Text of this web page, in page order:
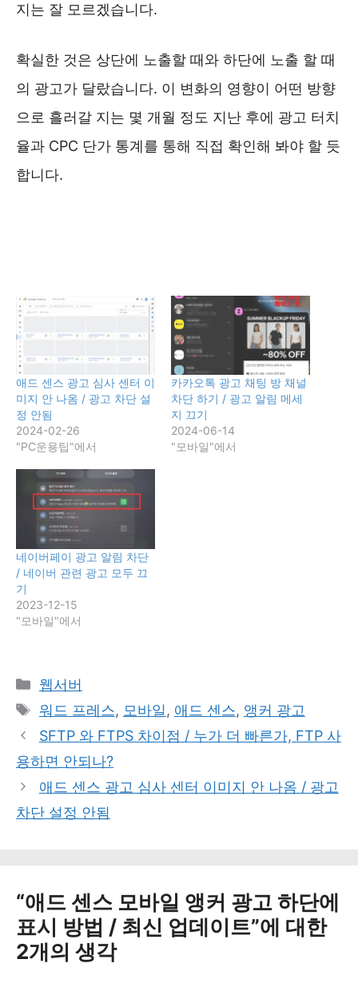
지는 잘 모르겠습니다.
확실한 것은 상단에 노출할 때와 하단에 노출 할 때
의 광고가 달랐습니다. 이 변화의 영향이 어떤 방향
으로 흘러갈 지는 몇 개월 정도 지난 후에 광고 터치
율과 CPC 단가 통계를 통해 직접 확인해 봐야 할 듯
합니다.
애드 센스 광고 심사 센터 이
미지 안 나옴 / 광고 차단 설
정 안됨
2024-02-26
"PC운용팁"에서
카카오톡 광고 채팅 방 채널
차단 하기 / 광고 알림 메세
지 끄기
2024-06-14
"모바일"에서
네이버페이 광고 알림 차단
/ 네이버 관련 광고 모두 끄
기
2023-12-15
"모바일"에서
카
테
리
웹서버
태
그
워드 프레스, 모바일, 애드 센스, 앵커 광고
SFTP 와 FTPS 차이점 / 누가 더 빠른가, FTP 사
용하면 안되나?
애드 센스 광고 심사 센터 이미지 안 나옴 / 광고
차단 설정 안됨
“애드 센스 모바일 앵커 광고 하단에
표시 방법 / 최신 업데이트”에 대한
2개의 생각